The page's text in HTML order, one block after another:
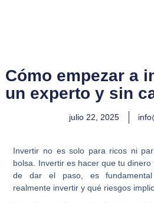
Cómo empezar a
un experto y sin
julio 22, 2025
Invertir no es solo para ricos ni
bolsa. Invertir es hacer que tu
de dar el paso, es
realmente invertir y qué riesgos